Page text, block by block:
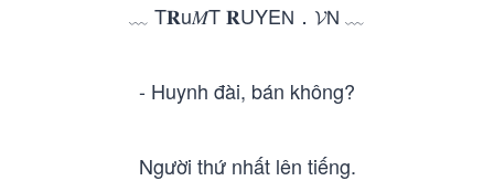
﹏‎ T𝐑u𝑀T‎ 𝐑UYE𝖭．𝓥𝖭‎ ﹏
- Huynh đài, bán không?
Người thứ nhất lên tiếng.